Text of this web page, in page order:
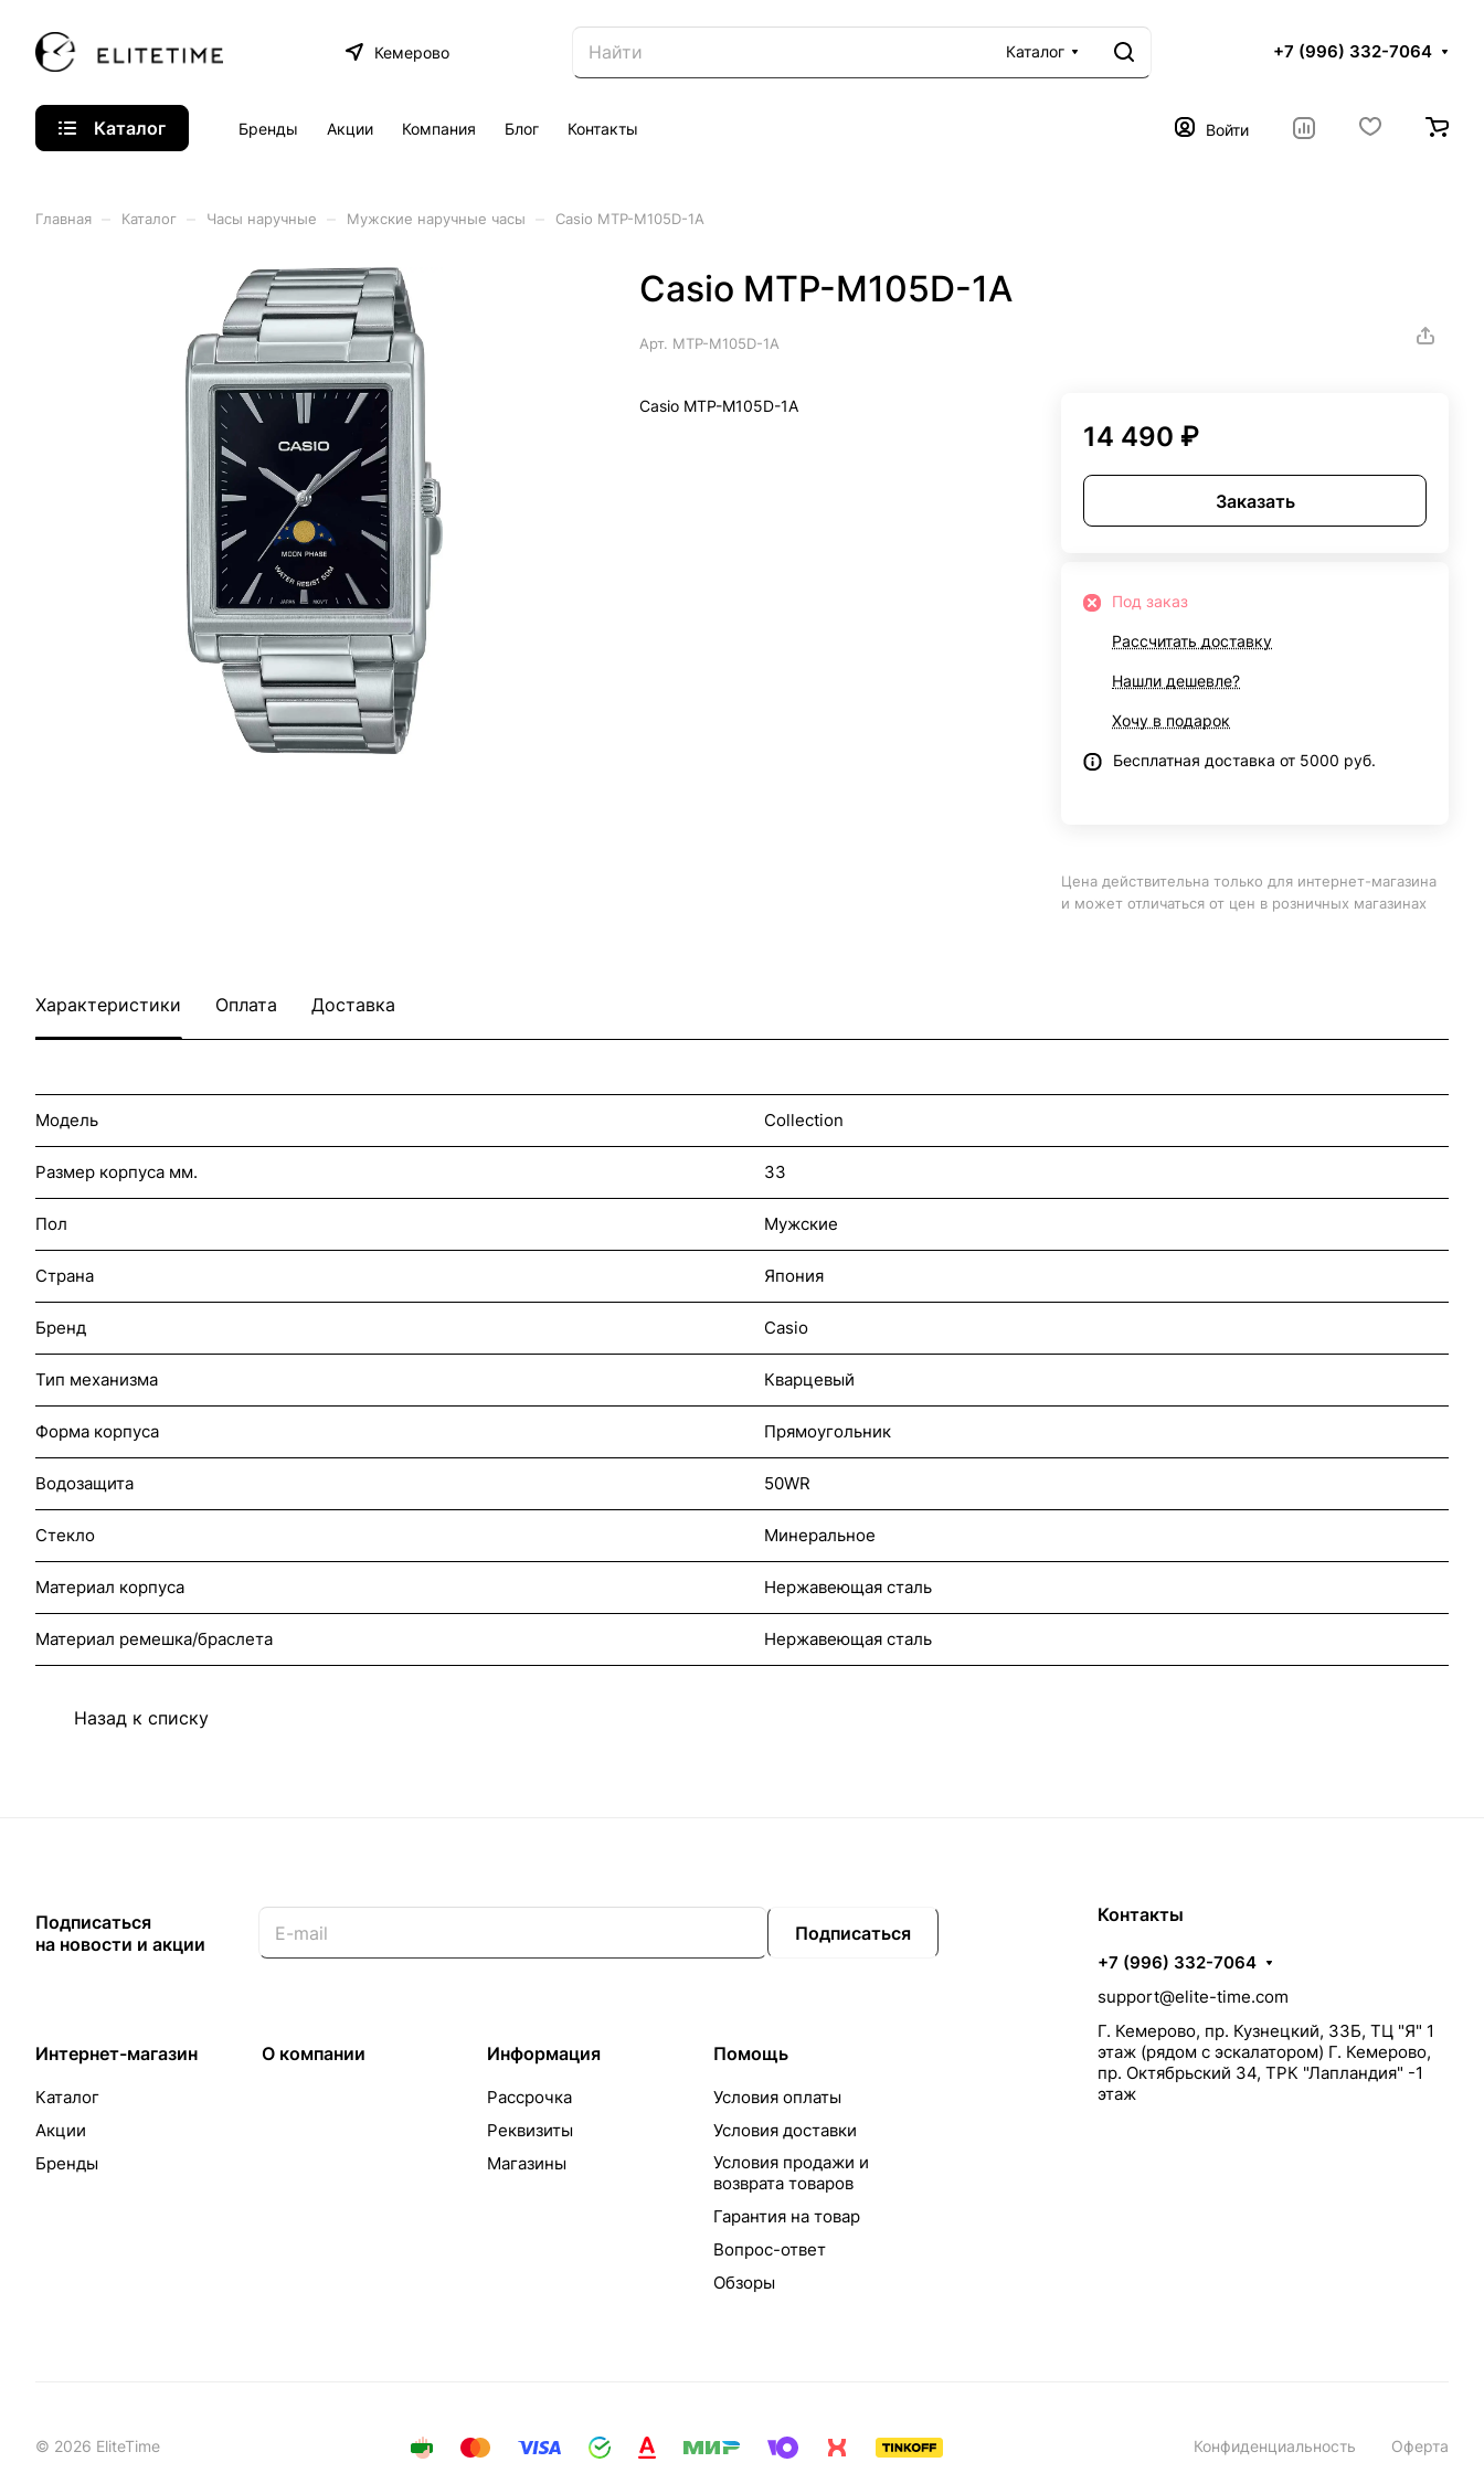
Кемерово Каталог +7 (996) 332-7064
Каталог Бренды Акции Компания Блог Контакты Войти
Главная Каталог Часы наручные Мужские наручные часы Casio MTP-M105D-1A
Casio MTP-M105D-1A
Арт. MTP-M105D-1A
Casio MTP-M105D-1A
14 490 ₽
Заказать
Под заказ
Рассчитать доставку
Нашли дешевле?
Хочу в подарок
Бесплатная доставка от 5000 руб.
Цена действительна только для интернет-магазина
и может отличаться от цен в розничных магазинах
Характеристики Оплата Доставка
Модель Collection
Размер корпуса мм. 33
Пол Мужские
Страна Япония
Бренд Casio
Тип механизма Кварцевый
Форма корпуса Прямоугольник
Водозащита 50WR
Стекло Минеральное
Материал корпуса Нержавеющая сталь
Материал ремешка/браслета Нержавеющая сталь
Назад к списку
Подписаться
на новости и акции
Подписаться
Интернет-магазин
Каталог
Акции
Бренды
О компании Информация
Рассрочка
Реквизиты
Магазины
Помощь
Условия оплаты
Условия доставки
Условия продажи и
возврата товаров
Гарантия на товар
Вопрос-ответ
Обзоры
Контакты
+7 (996) 332-7064
support@elite-time.com
Г. Кемерово, пр. Кузнецкий, 33Б, ТЦ "Я" 1
этаж (рядом с эскалатором) Г. Кемерово,
пр. Октябрьский 34, ТРК "Лапландия" -1
этаж
© 2026 EliteTime Конфиденциальность Оферта